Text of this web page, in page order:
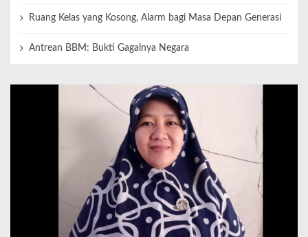
Ruang Kelas yang Kosong, Alarm bagi Masa Depan Generasi
Antrean BBM: Bukti Gagalnya Negara